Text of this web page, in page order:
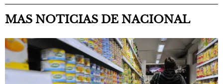
MAS NOTICIAS DE NACIONAL